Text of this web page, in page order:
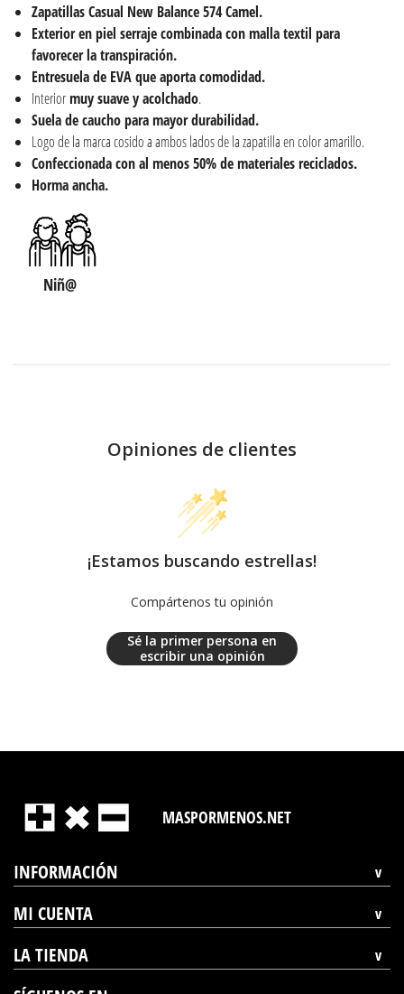
Zapatillas Casual New Balance 574 Camel.
Exterior en piel serraje combinada con malla textil para
favorecer la transpiración.
Entresuela de EVA que aporta comodidad.
Interiormuy suave y acolchado.
Suela de caucho para mayor durabilidad.
Logo de la marca cosido a ambos lados de la zapatilla en color amarillo.
Confeccionada con al menos 50% de materiales reciclados.
Horma ancha.
Niñ@
Opiniones de clientes
¡Estamos buscando estrellas!
Compártenos tu opinión
Sé la primer persona en
escribir una opinión
MASPORMENOS.NET
INFORMACIÓN
MI CUENTA
LA TIENDA